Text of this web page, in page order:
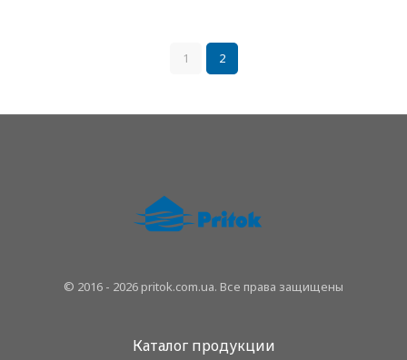
1 2
© 2016 - 2026 pritok.com.ua. Все права защищены
Каталог продукции